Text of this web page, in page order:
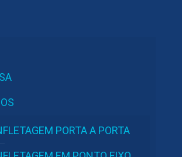
PORTA A PORTA